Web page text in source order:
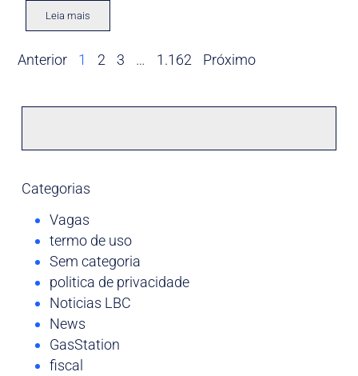
Leia mais
Anterior 1 2 3 … 1.162 Próximo
Categorias
Vagas
termo de uso
Sem categoria
politica de privacidade
Noticias LBC
News
GasStation
fiscal